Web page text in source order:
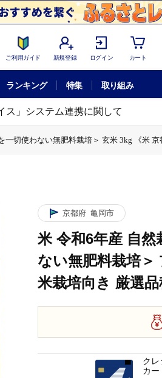
ご利用ガイド 新規登録 ログイン カート
ランキング 特集 取り組み
ス」システム連携に関して
切使わない無肥料栽培＞ 玄米 3kg 《米 京
京都府 亀岡市
米 令和6年産 自
ない無肥料栽培＞
米栽培向き 厳選品
クレ
カー